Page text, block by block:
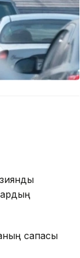
сапасы